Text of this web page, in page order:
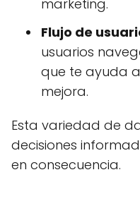
marketing.
Flujo de
usuarios
que te ayuda
mejora.
Esta variedad de
decisiones
en consecuencia.